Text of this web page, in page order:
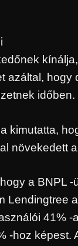
azáltal,
időben.
kimutatta,
növekedett
a BNPL
Lendingtree
41%
-hoz képest.